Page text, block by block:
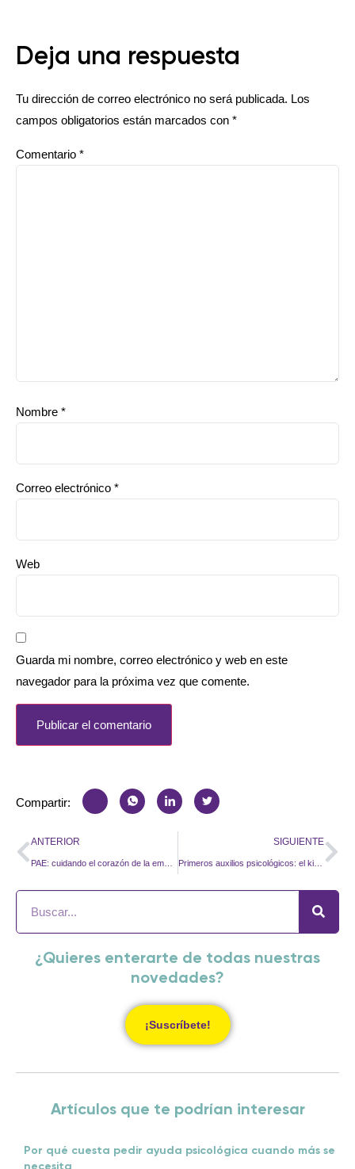
Deja una respuesta
Tu dirección de correo electrónico no será publicada. Los
campos obligatorios están marcados con *
Comentario *
Nombre *
Correo electrónico *
Web
Guarda mi nombre, correo electrónico y web en este
navegador para la próxima vez que comente.
Compartir:
ANTERIOR SIGUIENTE
Primeros auxilios psicológicos: el kit emocional que todo mando necesita
¿Quieres enterarte de todas nuestras
novedades?
¡Suscríbete!
Artículos que te podrían interesar
Por qué cuesta pedir ayuda psicológica cuando más se
necesita